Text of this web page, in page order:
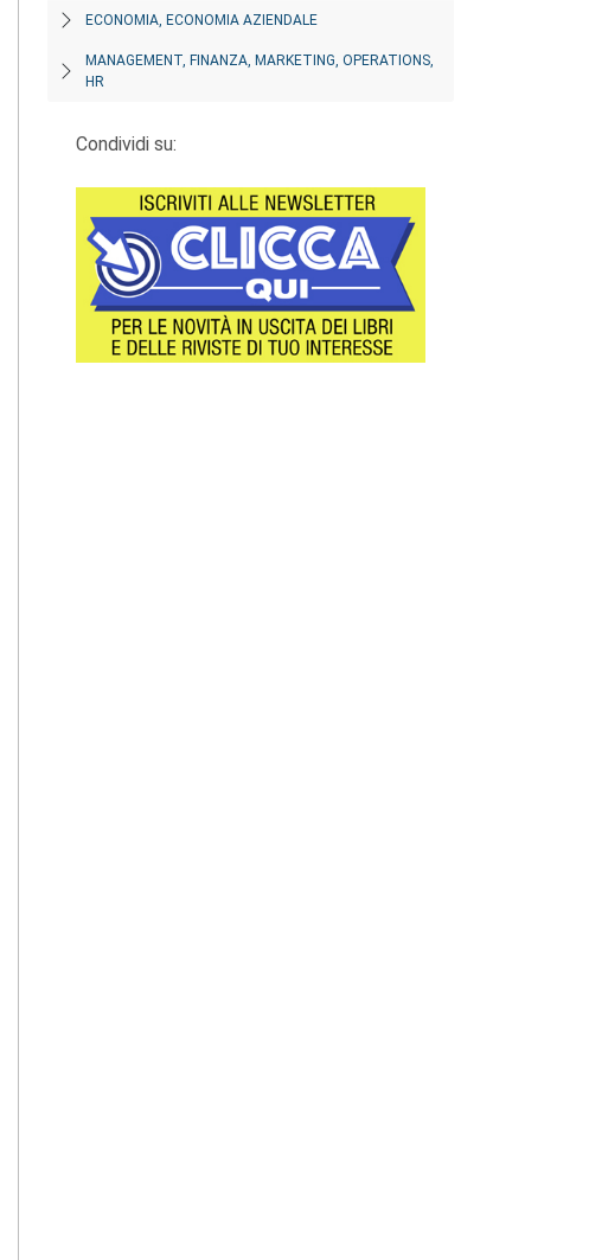
ECONOMIA, ECONOMIA AZIENDALE
MANAGEMENT, FINANZA, MARKETING, OPERATIONS,
HR
Condividi su: